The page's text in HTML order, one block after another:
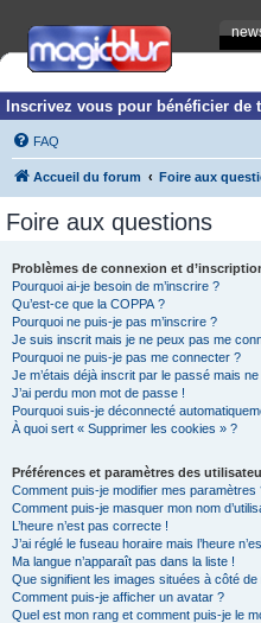
Inscrivez vous pour bénéficier
FAQ
Accueil du forum Foire aux
Foire aux questions
Problèmes de connexion et
Pourquoi ai-je besoin de m’inscrire ?
Qu’est-ce que la COPPA ?
Pourquoi ne puis-je pas m’inscrire ?
Je suis inscrit mais je ne peux pas me
Pourquoi ne puis-je pas me connecter ?
Je m’étais déjà inscrit par le passé mais
J’ai perdu mon mot de passe !
Pourquoi suis-je déconnecté
À quoi sert « Supprimer les cookies » ?
Préférences et paramètres des
Comment puis-je modifier mes paramètres
Comment puis-je masquer mon nom
L’heure n’est pas correcte !
J’ai réglé le fuseau horaire mais l’heure
Ma langue n’apparaît pas dans la liste !
Que signifient les images situées à côté de
Comment puis-je afficher un avatar ?
Quel est mon rang et comment puis-je le